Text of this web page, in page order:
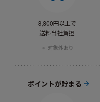
8,800円以上で
送料当社負担
対象外あり
ポイントが貯まる